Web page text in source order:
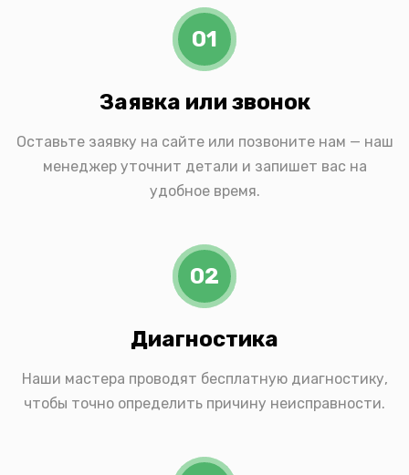
01
Заявка или звонок
Оставьте заявку на сайте или позвоните нам — наш
менеджер уточнит детали и запишет вас на
удобное время.
02
Диагностика
Наши мастера проводят бесплатную диагностику,
чтобы точно определить причину неисправности.